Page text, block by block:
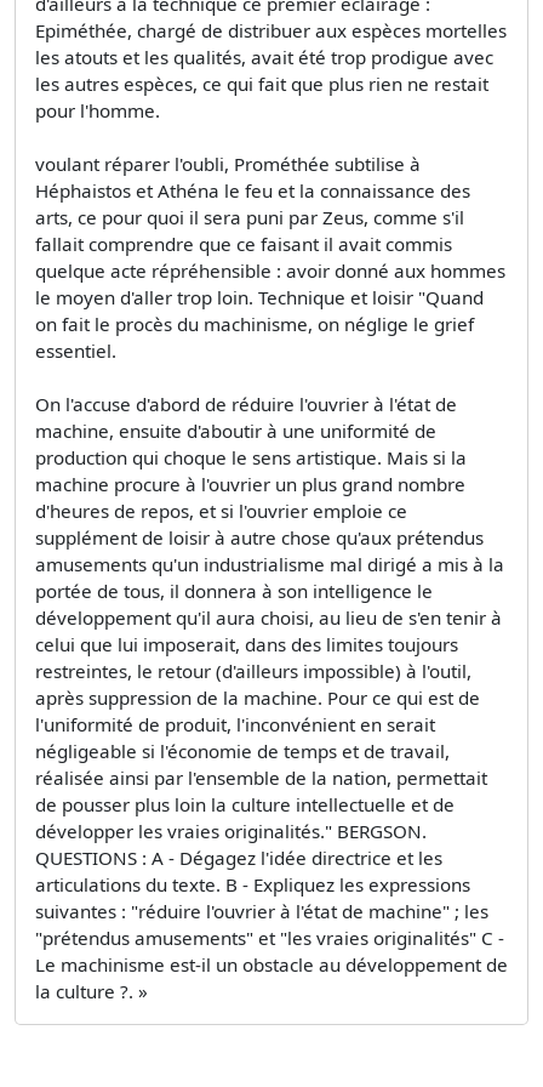
Epiméthée, chargé de distribuer aux espèces mortelles
les atouts et les qualités, avait été trop prodigue avec
les autres espèces, ce qui fait que plus rien ne restait
pour l'homme.
voulant réparer l'oubli, Prométhée subtilise à
Héphaistos et Athéna le feu et la connaissance des
arts, ce pour quoi il sera puni par Zeus, comme s'il
fallait comprendre que ce faisant il avait commis
quelque acte répréhensible : avoir donné aux hommes
le moyen d'aller trop loin. Technique et loisir "Quand
on fait le procès du machinisme, on néglige le grief
essentiel.
On l'accuse d'abord de réduire l'ouvrier à l'état de
machine, ensuite d'aboutir à une uniformité de
production qui choque le sens artistique. Mais si la
machine procure à l'ouvrier un plus grand nombre
d'heures de repos, et si l'ouvrier emploie ce
supplément de loisir à autre chose qu'aux prétendus
amusements qu'un industrialisme mal dirigé a mis à la
portée de tous, il donnera à son intelligence le
développement qu'il aura choisi, au lieu de s'en tenir à
celui que lui imposerait, dans des limites toujours
restreintes, le retour (d'ailleurs impossible) à l'outil,
après suppression de la machine. Pour ce qui est de
l'uniformité de produit, l'inconvénient en serait
négligeable si l'économie de temps et de travail,
réalisée ainsi par l'ensemble de la nation, permettait
de pousser plus loin la culture intellectuelle et de
développer les vraies originalités." BERGSON.
QUESTIONS : A - Dégagez l'idée directrice et les
articulations du texte. B - Expliquez les expressions
suivantes : "réduire l'ouvrier à l'état de machine" ; les
"prétendus amusements" et "les vraies originalités" C -
Le machinisme est-il un obstacle au développement de
la culture ?. »